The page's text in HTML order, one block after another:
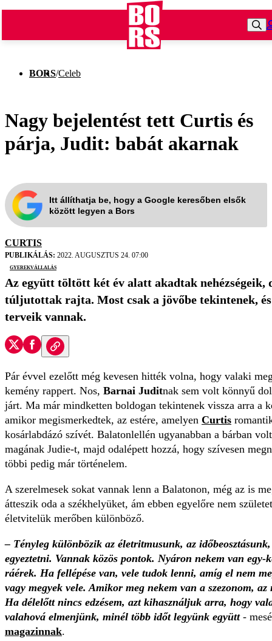
BORS/Celeb
Nagy bejelentést tett Curtis és
párja, Judit: babát akarnak
Itt állíthatja be, hogy a Google keresőben elsők
között legyen a Bors
CURTIS
PUBLIKÁLÁS: 2022. AUGUSZTUS 24. 07:00
gyerekvállalás
Az együtt töltött két év alatt akadtak nehézségeik,
túljutottak rajta. Most csak a jövőbe tekintenek,
terveik vannak.
Pár évvel ezelőtt még kevesen hitték volna, hogy valaki
kemény rappert. Nos, Barnai Juditnak sem volt könnyű
járt. Ma már mindketten boldogan tekintenek vissza arra a
amikor megismerkedtek, az estére, amelyen Curtis
kosárlabdázó szívét. Balatonlellén ugyanabban a bárban
magának Judie-t, majd odalépett hozzá, hogy szívesen
többi pedig már történelem.
A szerelmesek sokat vannak lenn a Balatonon, még az is
átteszik oda a székhelyüket, ám ebben egyelőre nem
életvitelük merőben különböző.
– Tényleg különbözik az életritmusunk, az
egyeztetni. Vannak közös pontok. Nyáron nekem van
ráérek. Ha fellépése van, vele tudok lenni, amíg el nem
vagy megyek vele. Amikor meg nekem van a szezonom,
Ha délelőtt nincs edzésem, azt kihasználjuk arra, hogy
valahová elmenjünk, minél több időt legyünk együtt -
magazinnak.